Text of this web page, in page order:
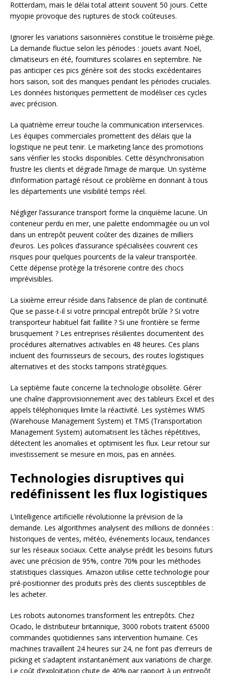
Rotterdam, mais le délai total atteint souvent 50 jours. Cette
myopie provoque des ruptures de stock coûteuses.
Ignorer les variations saisonnières constitue le troisième piège.
La demande fluctue selon les périodes : jouets avant Noël,
climatiseurs en été, fournitures scolaires en septembre. Ne
pas anticiper ces pics génère soit des stocks excédentaires
hors saison, soit des manques pendant les périodes cruciales.
Les données historiques permettent de modéliser ces cycles
avec précision.
La quatrième erreur touche la communication interservices.
Les équipes commerciales promettent des délais que la
logistique ne peut tenir. Le marketing lance des promotions
sans vérifier les stocks disponibles. Cette désynchronisation
frustre les clients et dégrade l’image de marque. Un système
d’information partagé résout ce problème en donnant à tous
les départements une visibilité temps réel.
Négliger l’assurance transport forme la cinquième lacune. Un
conteneur perdu en mer, une palette endommagée ou un vol
dans un entrepôt peuvent coûter des dizaines de milliers
d’euros. Les polices d’assurance spécialisées couvrent ces
risques pour quelques pourcents de la valeur transportée.
Cette dépense protège la trésorerie contre des chocs
imprévisibles.
La sixième erreur réside dans l’absence de plan de continuité.
Que se passe-t-il si votre principal entrepôt brûle ? Si votre
transporteur habituel fait faillite ? Si une frontière se ferme
brusquement ? Les entreprises résilientes documentent des
procédures alternatives activables en 48 heures. Ces plans
incluent des fournisseurs de secours, des routes logistiques
alternatives et des stocks tampons stratégiques.
La septième faute concerne la technologie obsolète. Gérer
une chaîne d’approvisionnement avec des tableurs Excel et des
appels téléphoniques limite la réactivité. Les systèmes WMS
(Warehouse Management System) et TMS (Transportation
Management System) automatisent les tâches répétitives,
détectent les anomalies et optimisent les flux. Leur retour sur
investissement se mesure en mois, pas en années.
Technologies disruptives qui
redéfinissent les flux logistiques
L’intelligence artificielle révolutionne la prévision de la
demande. Les algorithmes analysent des millions de données :
historiques de ventes, météo, événements locaux, tendances
sur les réseaux sociaux. Cette analyse prédit les besoins futurs
avec une précision de 95%, contre 70% pour les méthodes
statistiques classiques. Amazon utilise cette technologie pour
pré-positionner des produits près des clients susceptibles de
les acheter.
Les robots autonomes transforment les entrepôts. Chez
Ocado, le distributeur britannique, 3000 robots traitent 65000
commandes quotidiennes sans intervention humaine. Ces
machines travaillent 24 heures sur 24, ne font pas d’erreurs de
picking et s’adaptent instantanément aux variations de charge.
Le coût d’exploitation chute de 40% par rapport à un entrepôt